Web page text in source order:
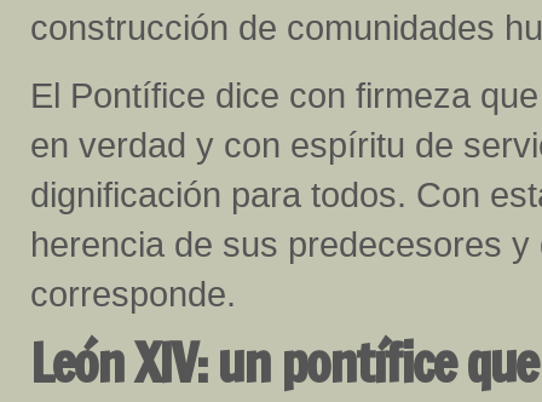
construcción de comunidades
El Pontífice dice con firmeza
en verdad y con espíritu de
dignificación para todos. Con
herencia de sus predecesores
corresponde.
León XIV: un pontífice